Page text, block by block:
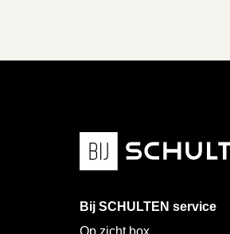
Bij SCHULTEN service
Op zicht box